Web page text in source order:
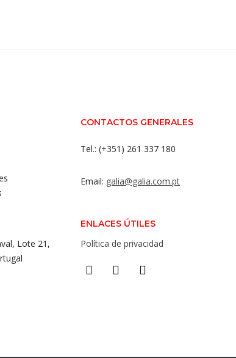
Lote 21,
CONTACTOS GENERALES
Tel.: (+351) 261 337 180
Email: galia@galia.com.pt
ENLACES ÚTILES
Política de privacidad